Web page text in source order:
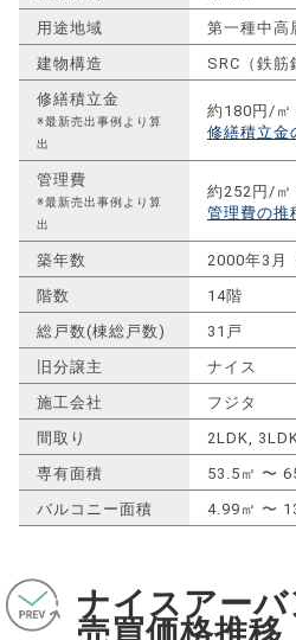
用途地域
第一種中高
建物構造
SRC（鉄筋
修繕積立金
※最新売出事例より算
出
約180円/㎡
修繕積立金
管理費
※最新売出事例より算
出
約252円/㎡
管理費の推
築年数
2000年3月
階数
14階
総戸数(棟総戸数)
31戸
旧分譲主
ナイス
施工会社
フジタ
間取り
2LDK,
専有面積
53.5㎡ 〜
バルコニー面積
4.99㎡ 〜
ナイスアー